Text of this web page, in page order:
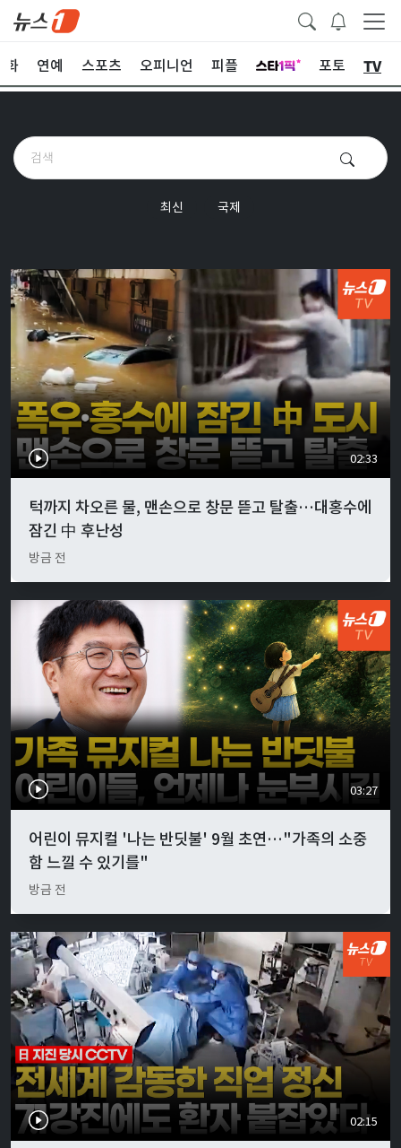
화 연예 스포츠 오피니언 피플 포토 TV
최신 국제
02:33
턱까지 차오른 물, 맨손으로 창문 뜯고 탈출…대홍수에
잠긴 中 후난성
방금 전
03:27
어린이 뮤지컬 '나는 반딧불' 9월 초연…"가족의 소중
함 느낄 수 있기를"
방금 전
02:15